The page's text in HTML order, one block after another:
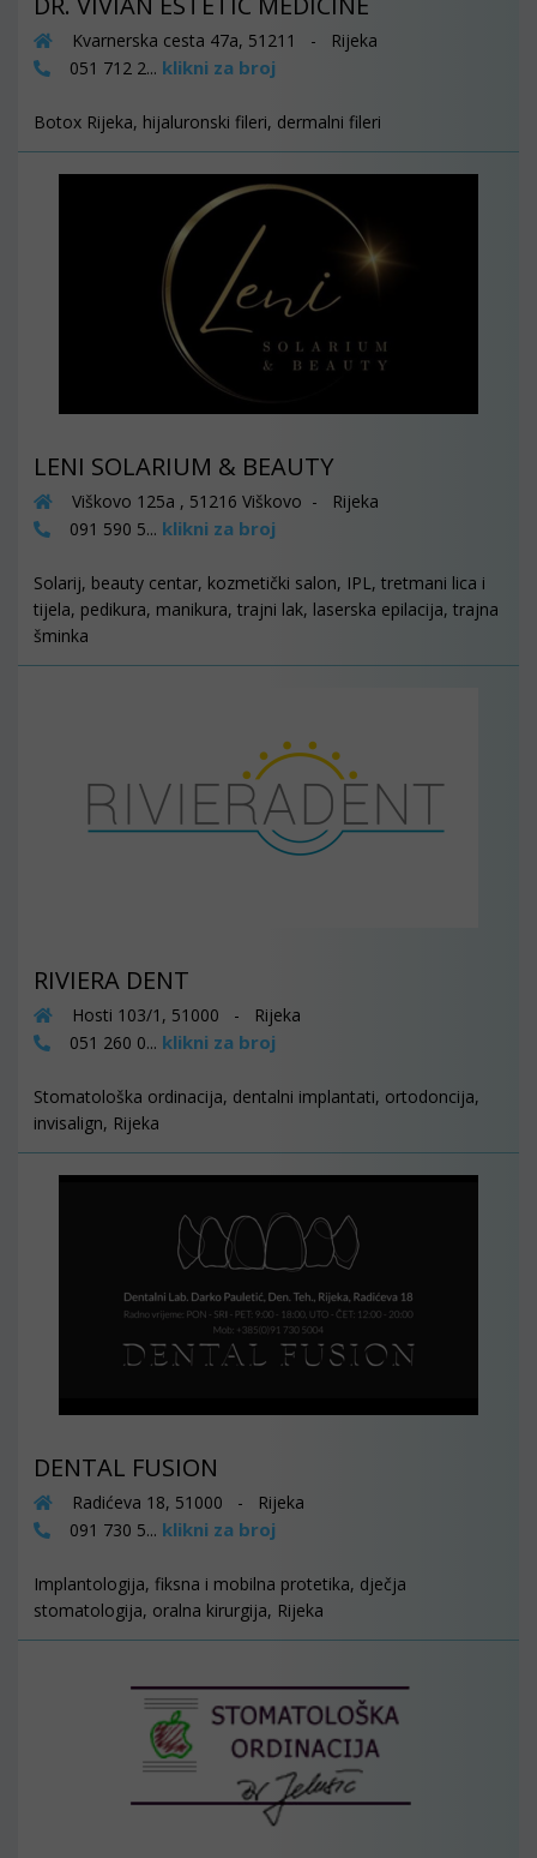
Kvarnerska cesta 47a, 51211 - Rijeka
051 712 2... klikni za broj
Botox Rijeka, hijaluronski fileri, dermalni fileri
LENI SOLARIUM & BEAUTY
Viškovo 125a , 51216 Viškovo - Rijeka
091 590 5... klikni za broj
Solarij, beauty centar, kozmetički salon, IPL, tretmani lica i
tijela, pedikura, manikura, trajni lak, laserska epilacija, trajna
šminka
RIVIERA DENT
Hosti 103/1, 51000 - Rijeka
051 260 0... klikni za broj
Stomatološka ordinacija, dentalni implantati, ortodoncija,
invisalign, Rijeka
DENTAL FUSION
Radićeva 18, 51000 - Rijeka
091 730 5... klikni za broj
Implantologija, fiksna i mobilna protetika, dječja
stomatologija, oralna kirurgija, Rijeka